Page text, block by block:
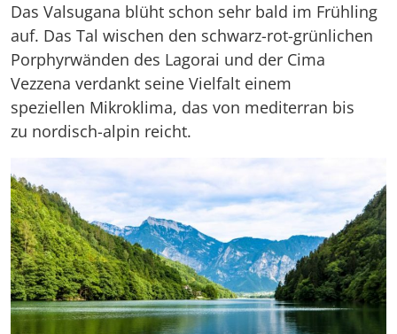
Das Valsugana blüht schon sehr bald im Frühling
auf. Das Tal wischen den schwarz-rot-grünlichen
Porphyrwänden des Lagorai und der Cima
Vezzena verdankt seine Vielfalt einem
speziellen Mikroklima, das von mediterran bis
zu nordisch-alpin reicht.